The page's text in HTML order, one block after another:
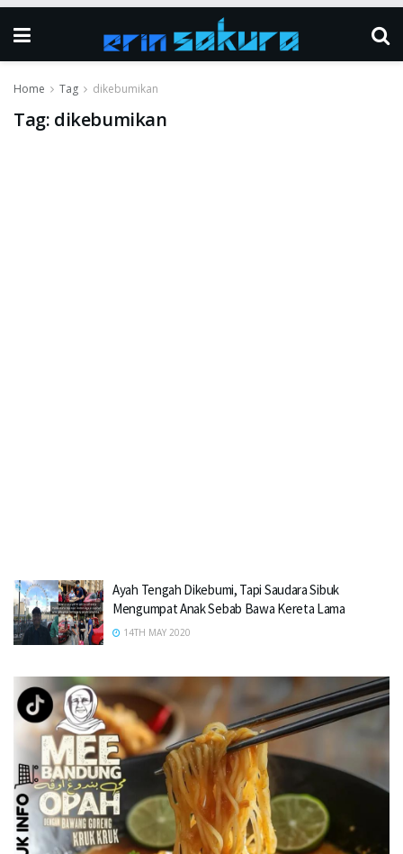
Home Tag dikebumikan
Tag: dikebumikan
Ayah Tengah Dikebumi, Tapi Saudara Sibuk
Mengumpat Anak Sebab Bawa Kereta Lama
14TH MAY 2020